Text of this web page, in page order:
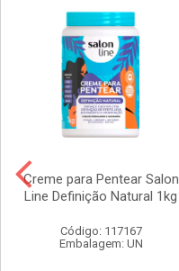
Creme para Pentear Salon
Line Definição Natural 1kg
Código: 117167
Embalagem: UN